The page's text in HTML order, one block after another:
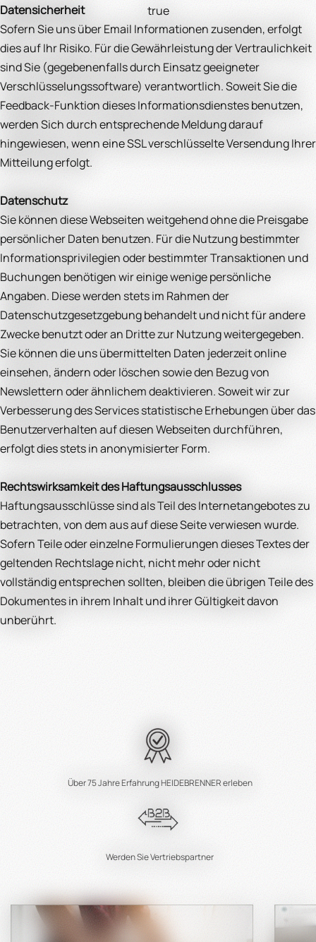
Datensicherheit
Sofern Sie uns über Email Informationen zusenden, erfolgt
dies auf Ihr Risiko. Für die Gewährleistung der Vertraulichkeit
sind Sie (gegebenenfalls durch Einsatz geeigneter
Verschlüsselungssoftware) verantwortlich. Soweit Sie die
Feedback-Funktion dieses Informationsdienstes benutzen,
werden Sich durch entsprechende Meldung darauf
hingewiesen, wenn eine SSL verschlüsselte Versendung Ihrer
Mitteilung erfolgt.
Datenschutz
Sie können diese Webseiten weitgehend ohne die Preisgabe
persönlicher Daten benutzen. Für die Nutzung bestimmter
Informationsprivilegien oder bestimmter Transaktionen und
Buchungen benötigen wir einige wenige persönliche
Angaben. Diese werden stets im Rahmen der
Datenschutzgesetzgebung behandelt und nicht für andere
Zwecke benutzt oder an Dritte zur Nutzung weitergegeben.
Sie können die uns übermittelten Daten jederzeit online
einsehen, ändern oder löschen sowie den Bezug von
Newslettern oder ähnlichem deaktivieren. Soweit wir zur
Verbesserung des Services statistische Erhebungen über das
Benutzerverhalten auf diesen Webseiten durchführen,
erfolgt dies stets in anonymisierter Form.
Rechtswirksamkeit des Haftungsausschlusses
Haftungsausschlüsse sind als Teil des Internetangebotes zu
betrachten, von dem aus auf diese Seite verwiesen wurde.
Sofern Teile oder einzelne Formulierungen dieses Textes der
geltenden Rechtslage nicht, nicht mehr oder nicht
vollständig entsprechen sollten, bleiben die übrigen Teile des
Dokumentes in ihrem Inhalt und ihrer Gültigkeit davon
unberührt.
Über 75 Jahre Erfahrung HEIDEBRENNER erleben
Werden Sie Vertriebspartner
true